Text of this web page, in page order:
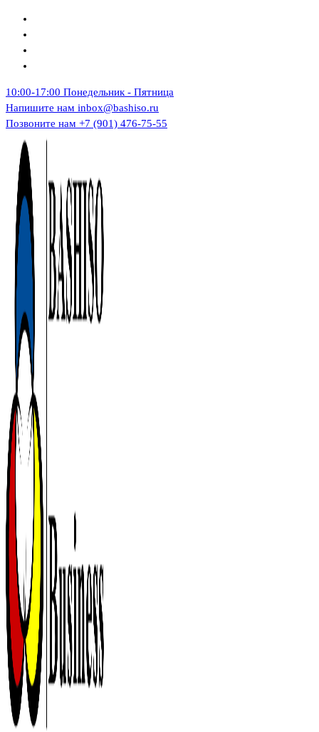
Перейти
содержимому
10:00-17:00 Понедельник - Пятница
Напишите нам inbox@bashiso.ru
Позвоните нам +7 (901) 476-75-55